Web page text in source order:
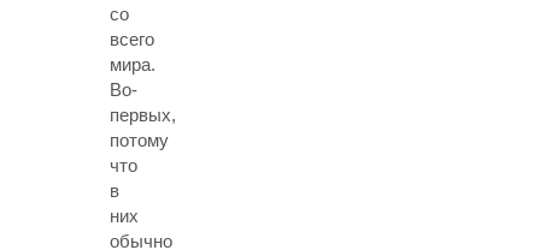
со
всего
мира.
Во-
первых,
потому
что
в
них
обычно